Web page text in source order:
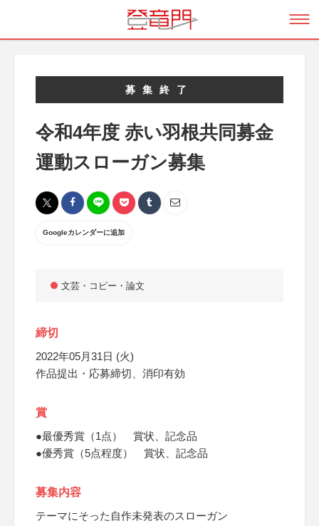
募集終了
令和4年度 赤い羽根共同募金
運動スローガン募集
Googleカレンダーに追加
文芸・コピー・論文
締切
2022年05月31日 (火)
作品提出・応募締切、消印有効
賞
●最優秀賞（1点） 賞状、記念品
●優秀賞（5点程度） 賞状、記念品
募集内容
テーマにそった自作未発表のスローガン